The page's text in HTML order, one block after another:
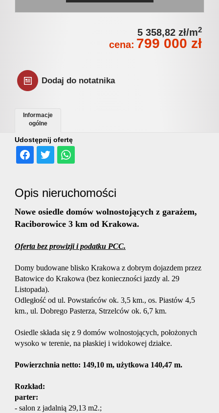
mediach
5 358,82 zł/m2
cena: 799 000 zł
Dodaj do notatnika
Udostępnij ofertę
Informacje
ogólne
Opis nieruchomości
Nowe osiedle domów wolnostojących z garażem,
Raciborowice 3 km od Krakowa.
Oferta bez prowizji i podatku PCC.
Domy budowane blisko Krakowa z dobrym dojazdem przez
Batowice do Krakowa (bez konieczności jazdy al. 29
Listopada).
Odległość od ul. Powstańców ok. 3,5 km., os. Piastów 4,5
km., ul. Dobrego Pasterza, Strzelców ok. 6,7 km.
Osiedle składa się z 9 domów wolnostojących, położonych
wysoko w terenie, na płaskiej i widokowej działce.
Powierzchnia netto: 149,10 m, użytkowa 140,47 m.
Rozkład:
parter:
- salon z jadalnią 29,13 m2.;